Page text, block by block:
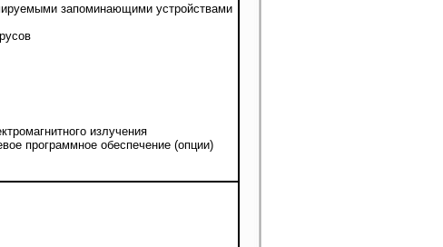
запоминающими устройствами
излучения
программное обеспечение (опции)